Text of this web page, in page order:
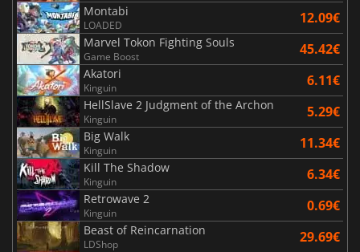
Montabi
LOADED 12.09€
Marvel Tokon Fighting Souls
Game Boost 45.42€
Akatori
Kinguin 6.11€
HellSlave 2 Judgment of the Archon
Kinguin 5.29€
Big Walk
Kinguin 11.34€
Kill The Shadow
Kinguin 6.34€
Retrowave 2
Kinguin 0.69€
Beast of Reincarnation
LDShop 29.69€